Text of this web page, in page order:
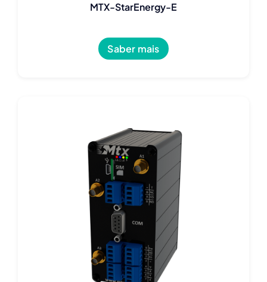
MTX-StarEnergy-E
Saber mais